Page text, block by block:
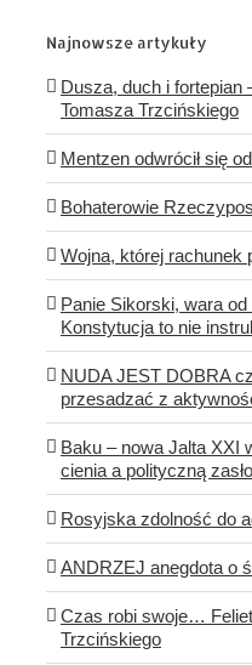
Najnowsze artykuły
Dusza, duch i
Tomasza Trzcińskiego
Mentzen odwrócił się
Bohaterowie
Wojna, której rachunek
Panie Sikorski, wara
Konstytucja to nie
NUDA JEST DOBRA
przesadzać z
Baku – nowa Jalta XXI
cienia a polityczną
Rosyjska zdolność do
ANDRZEJ anegdota o
Czas robi swoje…
Trzcińskiego